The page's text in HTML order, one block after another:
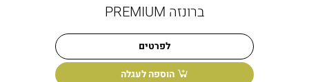
ברונזה PREMIUM
לפרטים
הוספה לעגלה